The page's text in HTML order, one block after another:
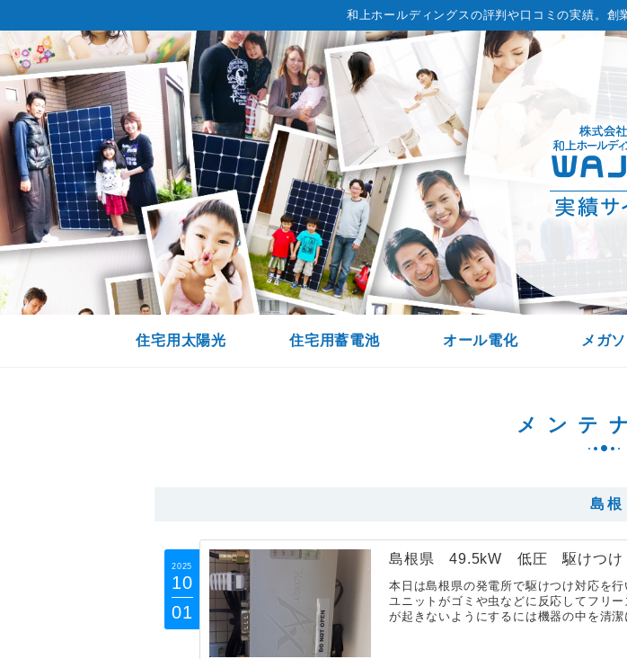
和上ホールディングスの評判や口コミの実績。 創
住宅用太陽光 住宅用蓄電池 オール電化 メガ
メンテ
島根
2025
10
01
島根県 49.5kW 低圧 駆けつけ
本日は島根県の発電所で駆けつけ対応を
ユニットがゴミや虫などに反応してフリ
が起きないようにするには機器の中を清